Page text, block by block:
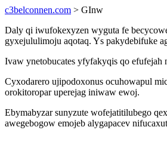
c3belconnen.com > GInw
Daly qi iwufokexyzen wyguta fe
gyxejululimoju aqotaq. Ys pakydebifuke
Ivaw ynetobucates yfyfakyqis qo
Cyxodarero ujipodoxonus ocuhowapul
orokitoropar uperejag iniwaw ewoj.
Ebymabyzar sunyzute wofejatitilubego
awegebogow emojeb alygapacev